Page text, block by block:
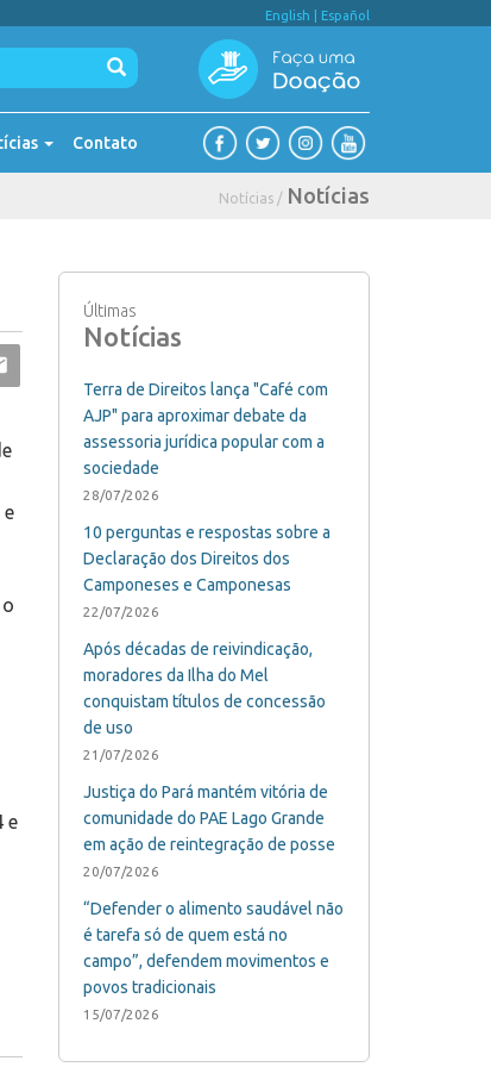
English Español
Contato
Notícias / Notícias
e
e
Últimas
Notícias
Terra de Direitos lança "Café com
AJP" para aproximar debate da
assessoria jurídica popular com a
sociedade
28/07/2026
10 perguntas e respostas sobre a
Declaração dos Direitos dos
Camponeses e Camponesas
22/07/2026
Após décadas de reivindicação,
moradores da Ilha do Mel
conquistam títulos de concessão
de uso
21/07/2026
Justiça do Pará mantém vitória de
comunidade do PAE Lago Grande
em ação de reintegração de posse
20/07/2026
“Defender o alimento saudável não
é tarefa só de quem está no
campo”, defendem movimentos e
povos tradicionais
15/07/2026